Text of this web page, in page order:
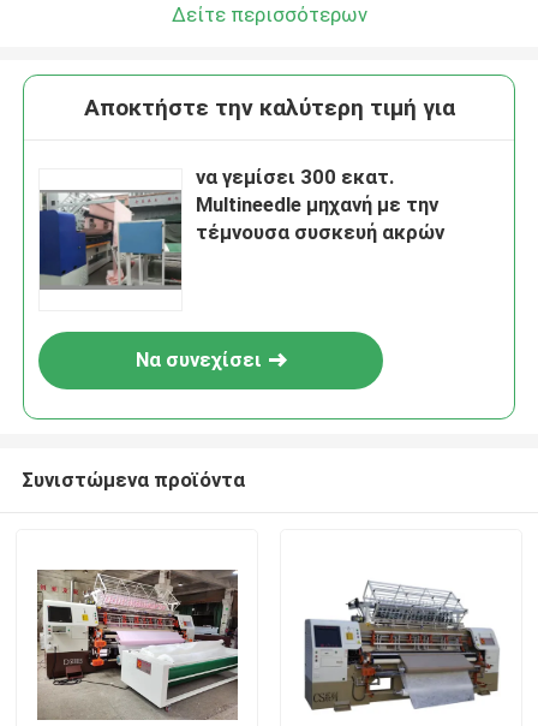
Δείτε περισσότερων
Αποκτήστε την καλύτερη τιμή για
να γεμίσει 300 εκατ.
Multineedle μηχανή με την
τέμνουσα συσκευή ακρών
Να συνεχίσει
Συνιστώμενα προϊόντα